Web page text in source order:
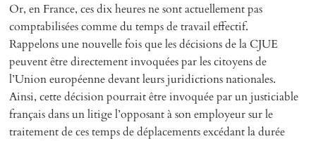
Or, en France, ces dix heures ne sont actuellement pas
comptabilisées comme du temps de travail effectif.
Rappelons une nouvelle fois que les décisions de la CJUE
peuvent être directement invoquées par les citoyens de
l’Union européenne devant leurs juridictions nationales.
Ainsi, cette décision pourrait être invoquée par un justiciable
français dans un litige l’opposant à son employeur sur le
traitement de ces temps de déplacements excédant la durée